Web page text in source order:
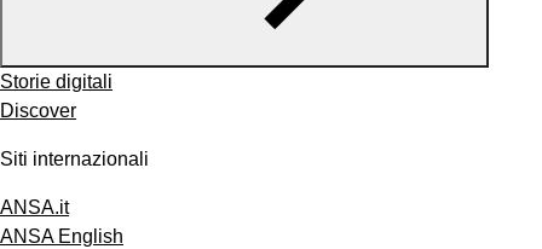
Storie digitali
Discover
Siti internazionali
ANSA.it
ANSA English